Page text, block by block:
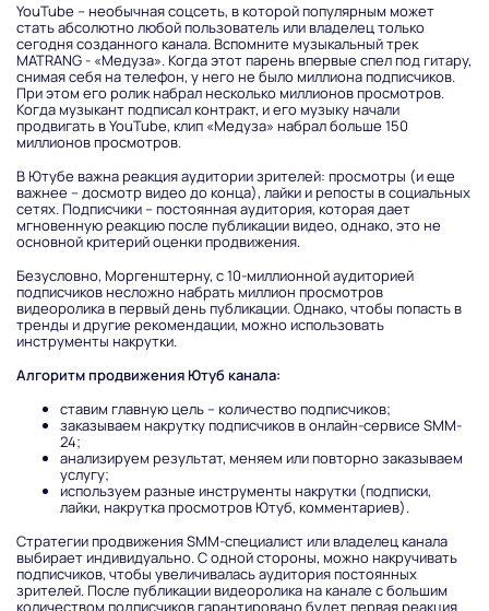
YouTube – необычная соцсеть, в которой популярным может
стать абсолютно любой пользователь или владелец только
сегодня созданного канала. Вспомните музыкальный трек
MATRANG - «Медуза». Когда этот парень впервые спел под гитару,
снимая себя на телефон, у него не было миллиона подписчиков.
При этом его ролик набрал несколько миллионов просмотров.
Когда музыкант подписал контракт, и его музыку начали
продвигать в YouTube, клип «Медуза» набрал больше 150
миллионов просмотров.
В Ютубе важна реакция аудитории зрителей: просмотры (и еще
важнее – досмотр видео до конца), лайки и репосты в социальных
сетях. Подписчики – постоянная аудитория, которая дает
мгновенную реакцию после публикации видео, однако, это не
основной критерий оценки продвижения.
Безусловно, Моргенштерну, с 10-миллионной аудиторией
подписчиков несложно набрать миллион просмотров
видеоролика в первый день публикации. Однако, чтобы попасть в
тренды и другие рекомендации, можно использовать
инструменты накрутки.
Алгоритм продвижения Ютуб канала:
ставим главную цель – количество подписчиков;
заказываем накрутку подписчиков в онлайн-сервисе SMM-
24;
анализируем результат, меняем или повторно заказываем
услугу;
используем разные инструменты накрутки (подписки,
лайки, накрутка просмотров Ютуб, комментариев).
Стратегии продвижения SMM-специалист или владелец канала
выбирает индивидуально. С одной стороны, можно накручивать
подписчиков, чтобы увеличивалась аудитория постоянных
зрителей. После публикации видеоролика на канале с большим
количеством подписчиков гарантировано будет первая реакция